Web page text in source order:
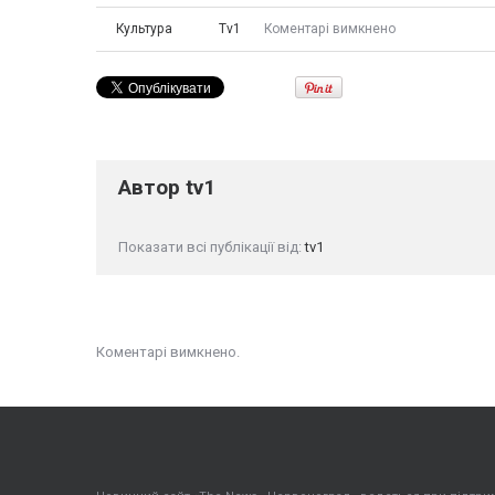
Культура Tv1 Коментарі вимкнено
Автор tv1
Показати всі публікації від:tv1
Коментарі вимкнено.